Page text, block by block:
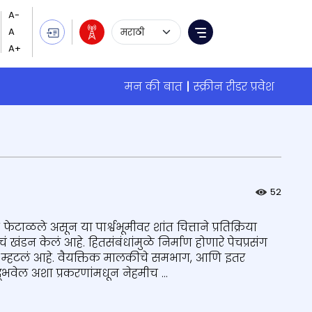
Language Selection
Menu
मन की बात
स्क्रीन रीडर प्रवेश
52
असून या पार्श्वभूमीवर शांत चित्ताने प्रतिक्रिया
खंडन केलं आहे. हितसंबंधांमुळे निर्माण होणारे पेचप्रसंग
म्हटलं आहे. वैयक्तिक मालकीचे समभाग, आणि इतर
अशा प्रकरणांमधून नेहमीच ...